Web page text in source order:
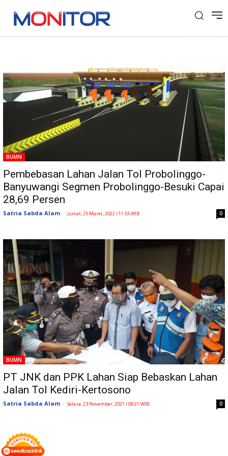
Tag: Pembebasan Lahan
BUMN
Pembebasan Lahan Jalan Tol Probolinggo-
Banyuwangi Segmen Probolinggo-Besuki Capai
28,69 Persen
Satria Sabda Alam - Jumat, 25 Maret, 2022 / 11:55 WIB 0
BUMN
PT JNK dan PPK Lahan Siap Bebaskan Lahan
Jalan Tol Kediri-Kertosono
Satria Sabda Alam - Selasa, 23 November, 2021 / 09:21 WIB 0